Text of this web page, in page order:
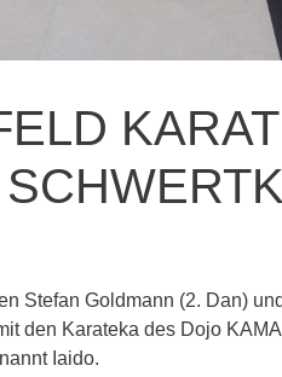
Stefan Goldmann (2. Dan)
den Karateka des Dojo
Iaido.